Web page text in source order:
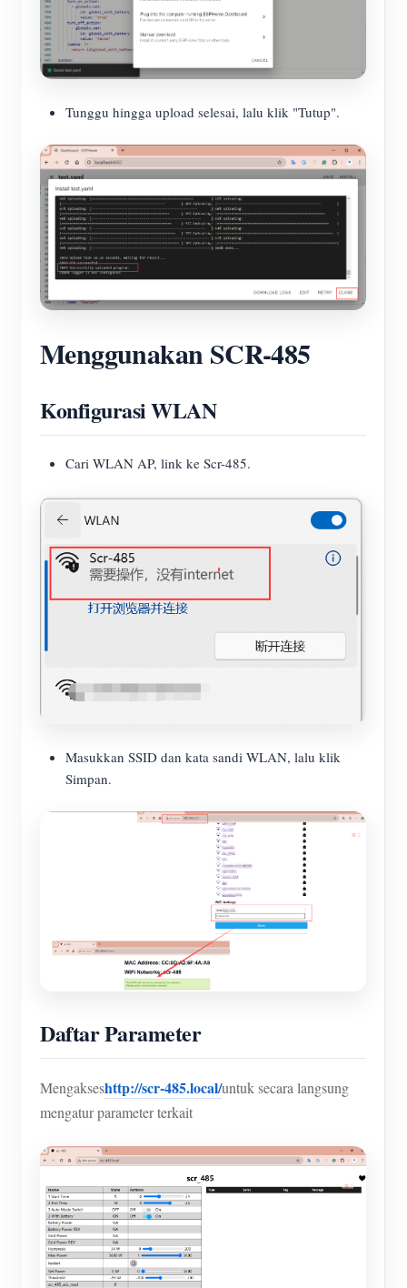
Tunggu hingga upload selesai, lalu klik "Tutup".
Menggunakan SCR-485
Konfigurasi WLAN
Cari WLAN AP, link ke Scr-485.
Masukkan SSID dan kata sandi WLAN, lalu klik
Simpan.
Daftar Parameter
Mengakseshttp://scr-485.local/untuk secara langsung
mengatur parameter terkait